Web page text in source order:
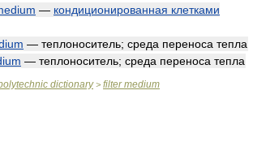
— кондиционированная клетками
— теплоноситель; среда переноса тепла
— теплоноситель; среда переноса тепла
dictionary> filter medium